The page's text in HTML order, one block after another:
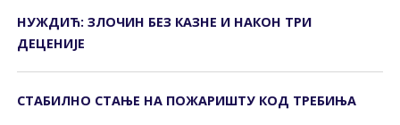
НУЖДИЋ: ЗЛОЧИН БЕЗ КАЗНЕ И НАКОН ТРИ
ДЕЦЕНИЈЕ
СТАБИЛНО СТАЊЕ НА ПОЖАРИШТУ КОД ТРЕБИЊА